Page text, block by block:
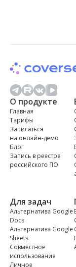
О продукте
Главная
Тарифы
Записаться
на онлайн-демо
Блог
Запись в реестре
российского ПО
Для задач
Альтернатива Google
Docs
Альтернатива Google
Sheets
Совместное
использование
Личное